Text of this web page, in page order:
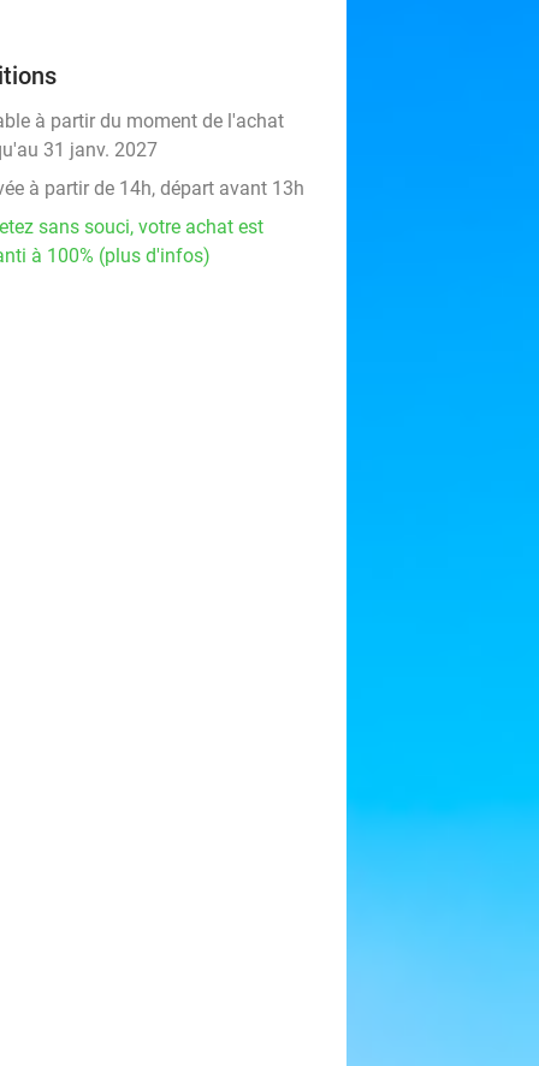
à partir du moment de l'achat
31 janv. 2027
à partir de 14h, départ avant 13h
sans souci, votre achat est
à 100% (plus d'infos)